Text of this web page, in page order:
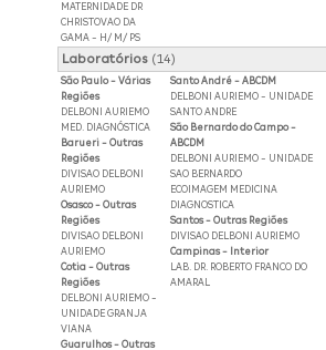
MATERNIDADE DR
CHRISTOVAO DA
GAMA - H/ M/ PS
Laboratórios(14)
São Paulo - Várias
Regiões
DELBONI AURIEMO
MED. DIAGNÓSTICA
Barueri - Outras
Regiões
DIVISAO DELBONI
AURIEMO
Osasco - Outras
Regiões
DIVISAO DELBONI
AURIEMO
Cotia - Outras
Regiões
DELBONI AURIEMO -
UNIDADE GRANJA
VIANA
Guarulhos - Outras
Santo André - ABCDM
DELBONI AURIEMO - UNIDADE
SANTO ANDRE
São Bernardo do Campo -
ABCDM
DELBONI AURIEMO - UNIDADE
SAO BERNARDO
ECOIMAGEM MEDICINA
DIAGNOSTICA
Santos - Outras Regiões
DIVISAO DELBONI AURIEMO
Campinas - Interior
LAB. DR. ROBERTO FRANCO DO
AMARAL